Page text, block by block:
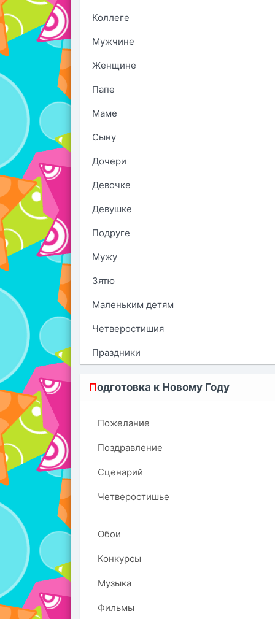
Коллеге
Мужчине
Женщине
Папе
Маме
Сыну
Дочери
Девочке
Девушке
Подруге
Мужу
Зятю
Маленьким детям
Четверостишия
Праздники
Подготовка к Новому Году
Пожелание
Поздравление
Сценарий
Четверостишье
Обои
Конкурсы
Музыка
Фильмы